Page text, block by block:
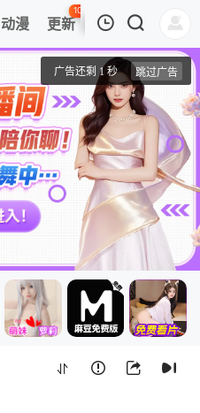
动漫 更新
104
热榜 APP
1